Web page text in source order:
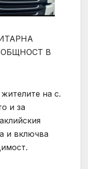
В
на с.
и за
и включва